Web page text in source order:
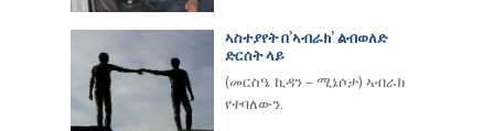
ኣስተያየት በ’ኣብራክ’ ልብወለድ
ድርሰት ላይ
(መርስዔ ኪዳን – ሚኔሶታ) ኣብራክ
የተባለውን.